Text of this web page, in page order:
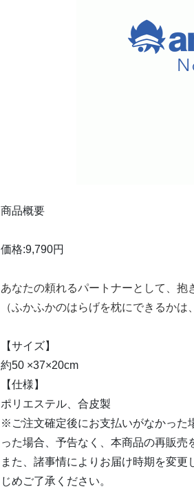
商品概要
価格:9,790円
あなたの頼れるパートナーとして、抱
（ふかふかのはらげを枕にできるかは
【サイズ】
約50 ×37×20cm
【仕様】
ポリエステル、合皮製
※ご注文確定後にお支払いがなかった
った場合、予告なく、本商品の再販売
また、諸事情によりお届け時期を変
じめご了承ください。